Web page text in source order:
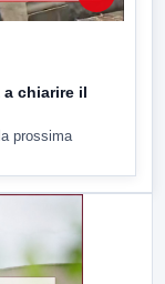
chiarire il
prossima